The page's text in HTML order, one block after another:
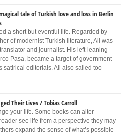
tale of Turkish love and loss in Berlin
a short but eventful life. Regarded by
of modernist Turkish literature, Ali was
and journalist. His left-leaning
Pasa, became a target of government
satirical editorials. Ali also sailed too
Their Lives / Tobias Carroll
your life. Some books can alter
see life from a perspective they may
expand the sense of what’s possible